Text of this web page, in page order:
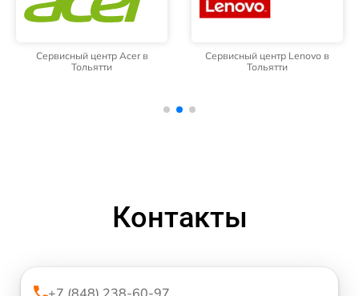
Сервисный центр Acer в
Тольятти
Сервисный центр Lenovo в
Тольятти
Контакты
+7 (848) 238-60-97